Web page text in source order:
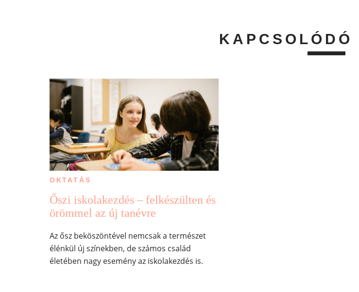
KAPCSOLÓDÓ
OKTATÁS
Őszi iskolakezdés – felkészülten és
örömmel az új tanévre
Az ősz beköszöntével nemcsak a természet
élénkül új színekben, de számos család
életében nagy esemény az iskolakezdés is.